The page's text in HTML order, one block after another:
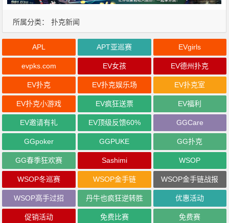
所属分类： 扑克新闻
APL APT亚巡赛 EVgirls
evpks.com EV女孩 EV德州扑克
EV扑克 EV扑克娱乐场 EV扑克室
EV扑克小游戏 EV疯狂送票 EV福利
EV邀请有礼 EV顶级反馈60% GGCare
GGpoker GGPUKE GG扑克
GG春季狂欢赛 Sashimi WSOP
WSOP冬巡赛 WSOP金手链 WSOP金手链战报
WSOP高手过招 丹牛也疯狂逆转胜 优惠活动
促销活动 免费比赛 免费赛